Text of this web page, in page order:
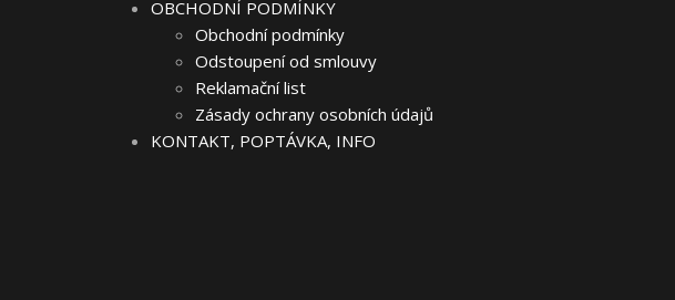
OBCHODNÍ PODMÍNKY
Obchodní podmínky
Odstoupení od smlouvy
Reklamační list
Zásady ochrany osobních údajů
KONTAKT, POPTÁVKA, INFO